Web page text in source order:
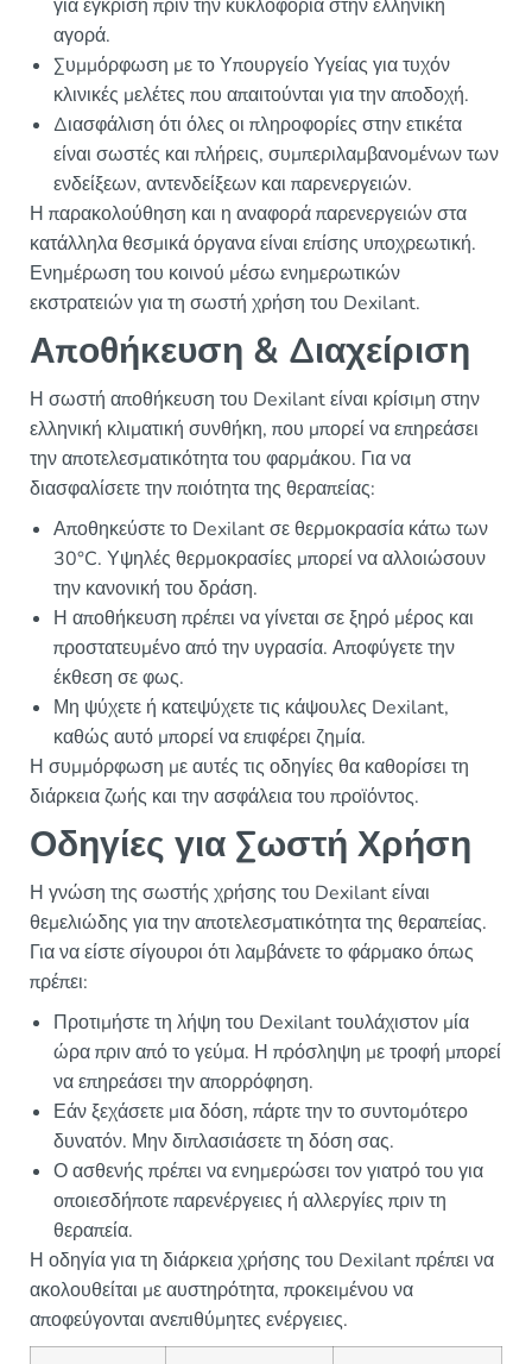
για έγκριση πριν την κυκλοφορία στην ελληνική
αγορά.
Συμμόρφωση με το Υπουργείο Υγείας για τυχόν
κλινικές μελέτες που απαιτούνται για την αποδοχή.
Διασφάλιση ότι όλες οι πληροφορίες στην ετικέτα
είναι σωστές και πλήρεις, συμπεριλαμβανομένων των
ενδείξεων, αντενδείξεων και παρενεργειών.
Η παρακολούθηση και η αναφορά παρενεργειών στα
κατάλληλα θεσμικά όργανα είναι επίσης υποχρεωτική.
Ενημέρωση του κοινού μέσω ενημερωτικών
εκστρατειών για τη σωστή χρήση του Dexilant.
Αποθήκευση & Διαχείριση
Η σωστή αποθήκευση του Dexilant είναι κρίσιμη στην
ελληνική κλιματική συνθήκη, που μπορεί να επηρεάσει
την αποτελεσματικότητα του φαρμάκου. Για να
διασφαλίσετε την ποιότητα της θεραπείας:
Αποθηκεύστε το Dexilant σε θερμοκρασία κάτω των
30°C. Υψηλές θερμοκρασίες μπορεί να αλλοιώσουν
την κανονική του δράση.
Η αποθήκευση πρέπει να γίνεται σε ξηρό μέρος και
προστατευμένο από την υγρασία. Αποφύγετε την
έκθεση σε φως.
Μη ψύχετε ή κατεψύχετε τις κάψουλες Dexilant,
καθώς αυτό μπορεί να επιφέρει ζημία.
Η συμμόρφωση με αυτές τις οδηγίες θα καθορίσει τη
διάρκεια ζωής και την ασφάλεια του προϊόντος.
Οδηγίες για Σωστή Χρήση
Η γνώση της σωστής χρήσης του Dexilant είναι
θεμελιώδης για την αποτελεσματικότητα της θεραπείας.
Για να είστε σίγουροι ότι λαμβάνετε το φάρμακο όπως
πρέπει:
Προτιμήστε τη λήψη του Dexilant τουλάχιστον μία
ώρα πριν από το γεύμα. Η πρόσληψη με τροφή μπορεί
να επηρεάσει την απορρόφηση.
Εάν ξεχάσετε μια δόση, πάρτε την το συντομότερο
δυνατόν. Μην διπλασιάσετε τη δόση σας.
Ο ασθενής πρέπει να ενημερώσει τον γιατρό του για
οποιεσδήποτε παρενέργειες ή αλλεργίες πριν τη
θεραπεία.
Η οδηγία για τη διάρκεια χρήσης του Dexilant πρέπει να
ακολουθείται με αυστηρότητα, προκειμένου να
αποφεύγονται ανεπιθύμητες ενέργειες.